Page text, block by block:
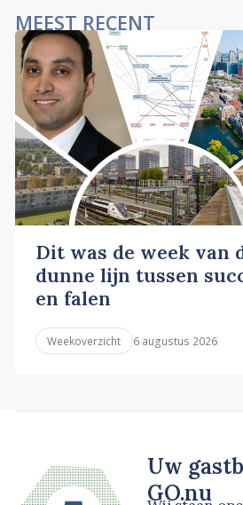
MEEST RECENT
Dit was de week van
dunne lijn tussen
en falen
Weekoverzicht 6 augustus 2026
Uw
GO.nu